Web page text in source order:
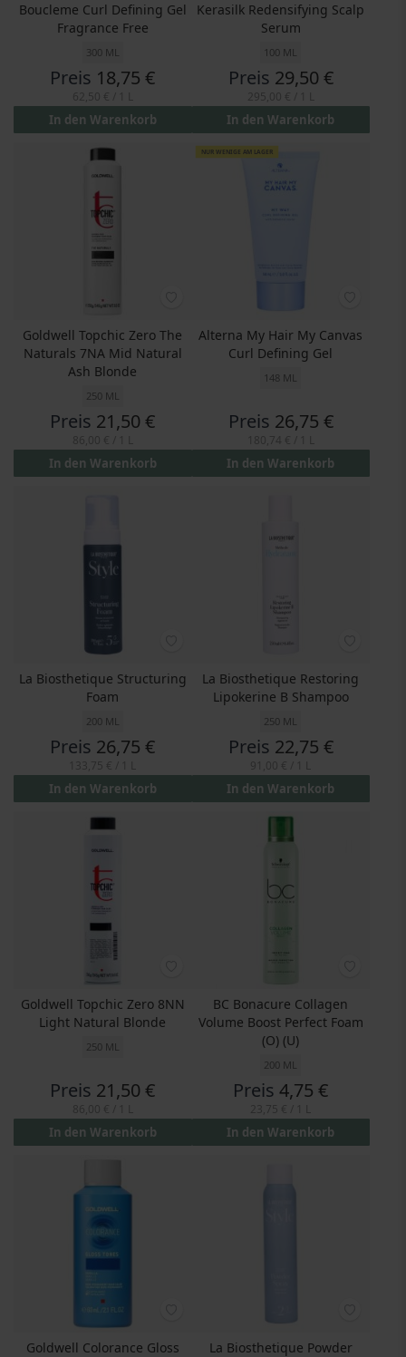
Boucleme Curl Defining Gel
Fragrance Free
300 ML
Preis 18,75 €
In den Warenkorb
Kerasilk Redensifying Scalp
Serum
100 ML
Preis 29,50 €
In den Warenkorb
Goldwell Topchic Zero The
Naturals 7NA Mid Natural
Ash Blonde
250 ML
Preis 21,50 €
In den Warenkorb
NUR WENIGE AM LAGER
Alterna My Hair My Canvas
Curl Defining Gel
148 ML
Preis 26,75 €
In den Warenkorb
La Biosthetique Structuring
Foam
200 ML
Preis 26,75 €
In den Warenkorb
La Biosthetique Restoring
Lipokerine B Shampoo
250 ML
Preis 22,75 €
In den Warenkorb
Goldwell Topchic Zero 8NN
Light Natural Blonde
250 ML
Preis 21,50 €
In den Warenkorb
BC Bonacure Collagen
Volume Boost Perfect Foam
(O) (U)
200 ML
Preis 4,75 €
In den Warenkorb
Goldwell Colorance Gloss La Biosthetique Powder